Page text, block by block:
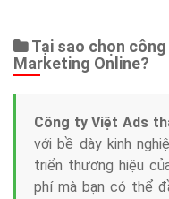
Tại sao chọn
Marketing Online?
Công ty Việt Ads
với bề dày kinh
triển thương hiệu
phí mà bạn có thể